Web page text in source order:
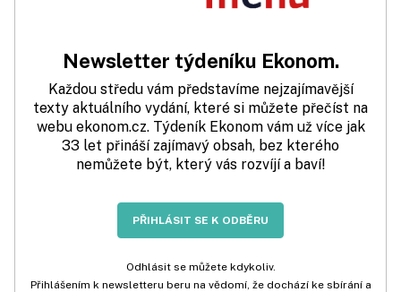
Newsletter týdeníku Ekonom.
Každou středu vám představíme nejzajímavější
texty aktuálního vydání, které si můžete přečíst na
webu ekonom.cz. Týdeník Ekonom vám už více jak
33 let přináší zajímavý obsah, bez kterého
nemůžete být, který vás rozvíjí a baví!
PŘIHLÁSIT SE K ODBĚRU
Odhlásit se můžete kdykoliv.
Přihlášením k newsletteru beru na vědomí, že dochází ke sbírání a